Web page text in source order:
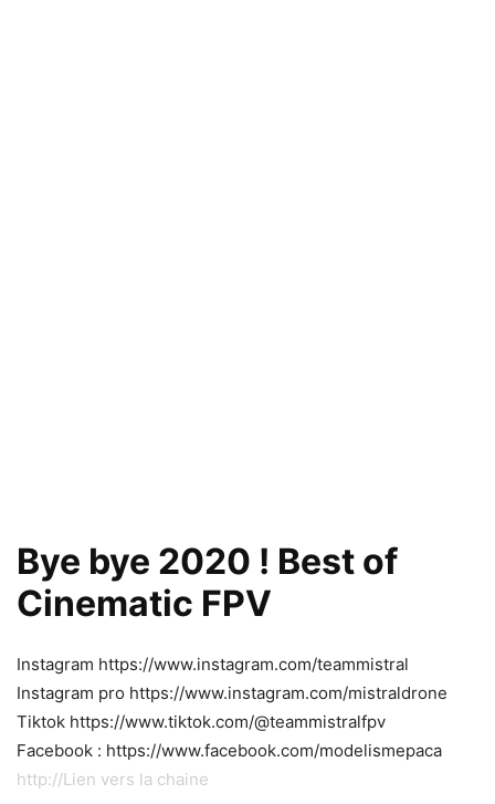
Bye bye 2020 ! Best of
Cinematic FPV
Instagram https://www.instagram.com/teammistral
Instagram pro https://www.instagram.com/mistraldrone
Tiktok https://www.tiktok.com/@teammistralfpv
Facebook : https://www.facebook.com/modelismepaca
http://Lien vers la chaine